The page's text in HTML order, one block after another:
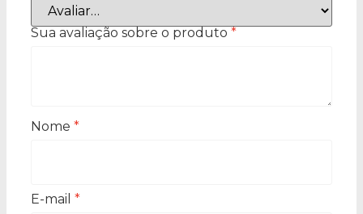
Sua avaliação sobre o produto *
Nome *
E-mail *